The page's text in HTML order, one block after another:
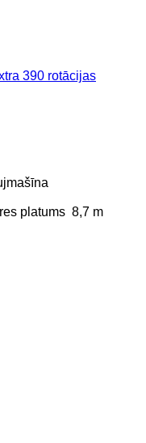
390 rotācijas
platums 8,7 m